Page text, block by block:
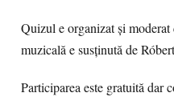
Quizul e organizat şi
muzicală e susţinută de
Participarea este gratuită dar